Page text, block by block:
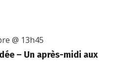
– Un après-midi aux
@ 13h45